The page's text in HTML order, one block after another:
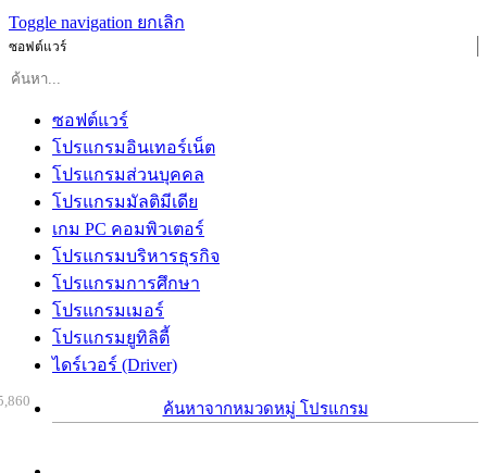
Toggle navigation ยกเลิก
ซอฟต์แวร์
ซอฟต์แวร์
โปรแกรมอินเทอร์เน็ต
โปรแกรมส่วนบุคคล
โปรแกรมมัลติมีเดีย
เกม PC คอมพิวเตอร์
โปรแกรมบริหารธุรกิจ
โปรแกรมการศึกษา
โปรแกรมเมอร์
โปรแกรมยูทิลิตี้
ไดร์เวอร์ (Driver)
ค้นหาจากหมวดหมู่ โปรแกรม